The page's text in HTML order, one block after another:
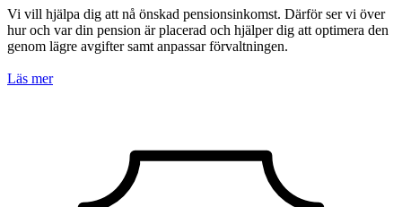
Vi vill hjälpa dig att nå önskad pensionsinkomst. Därför ser vi över
hur och var din pension är pla­cerad och hjälper dig att optimera den
genom lägre avgifter samt anpassar förvaltningen.
Läs mer